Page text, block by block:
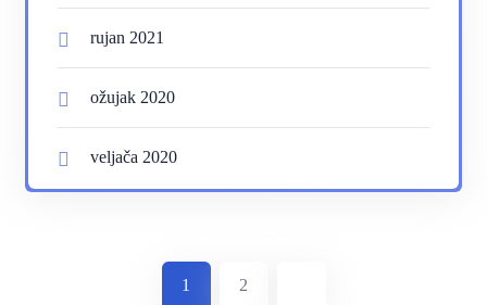
rujan 2021
ožujak 2020
veljača 2020
1 2